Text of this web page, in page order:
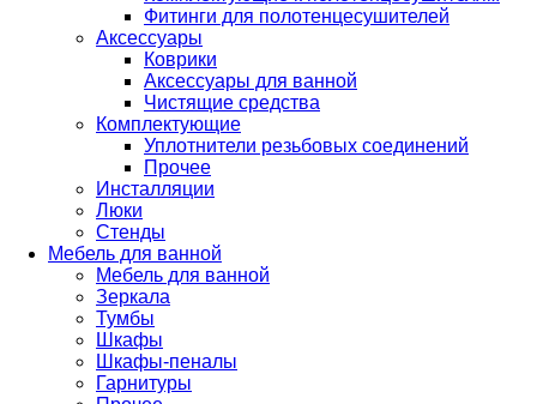
Фитинги для полотенцесушителей
Аксессуары
Коврики
Аксессуары для ванной
Чистящие средства
Комплектующие
Уплотнители резьбовых соединений
Прочее
Инсталляции
Люки
Стенды
Мебель для ванной
Мебель для ванной
Зеркала
Тумбы
Шкафы
Шкафы-пеналы
Гарнитуры